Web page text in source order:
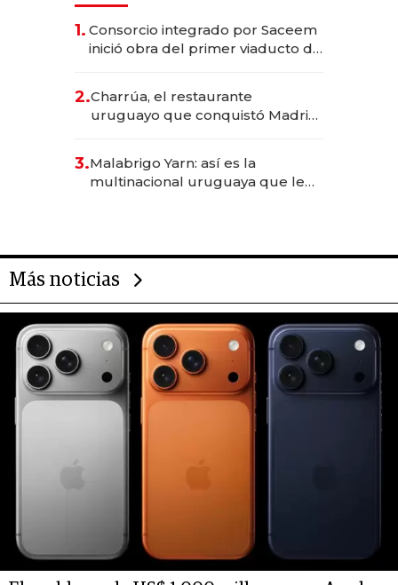
1. Consorcio integrado por Saceem
inició obra del primer viaducto de
millones
2.Charrúa, el restaurante
uruguayo que conquistó Madrid:
anticipación y prepara apertura
3.Malabrigo Yarn: así es la
multinacional uruguaya que le
Más noticias